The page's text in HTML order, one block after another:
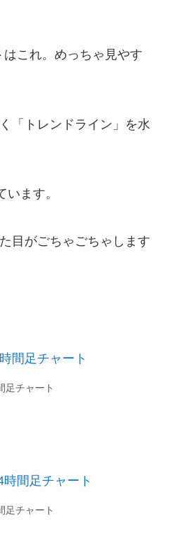
これ。めっちゃ見やす
「トレンドライン」を水
います。
目がごちゃごちゃします
足チャート
足チャート